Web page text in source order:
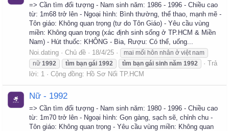
=> Cần tìm đối tượng - Nam sinh năm: 1986 - 1996 - Chiều cao
từ: 1m68 trở lên - Ngoại hình: Bình thường, thể thao, mạnh mẽ -
Tôn giáo: Không quan trọng (tư do Tôn Giáo) - Yêu cầu vùng
miền: Không quan trọng (xác định sinh sống ở TP.HCM & Miền
Nam) - Hút thuốc: KHÔNG - Bia, Rượu: Có thể, uống...
Noi.dating
Chủ đề 18/4/25
mai mối hôn nhân ở việt nam
nữ 1992 tìm bạn gái 1992 tìm bạn gái sinh năm 1992
Trả
lời: 1
Cộng đồng: Hồ Sơ Nối TP.HCM
Nữ - 1992
=> Cần tìm đối tượng - Nam sinh năm: 1980 - 1996 - Chiều cao
từ: 1m70 trở lên - Ngoại hình: Gọn gàng, sạch sẽ, chỉnh chu -
Tôn giáo: Không quan trọng - Yêu cầu vùng miền: Không quan